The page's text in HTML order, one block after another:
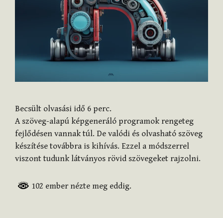
Becsült olvasási idő 6 perc.
A szöveg-alapú képgeneráló programok rengeteg
fejlődésen vannak túl. De valódi és olvasható szöveg
készítése továbbra is kihívás. Ezzel a módszerrel
viszont tudunk látványos rövid szövegeket rajzolni.
102 ember nézte meg eddig.